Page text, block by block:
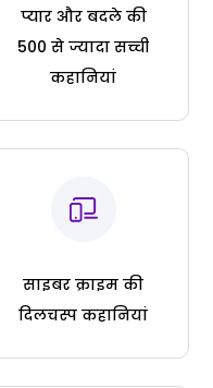
प्यार और बदले की
500 से ज्यादा सच्ची
कहानियां
साइबर क्राइम की
दिलचस्प कहानियां